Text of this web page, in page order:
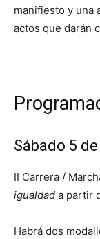
manifiesto y una
actos que darán
Sábado 5
II Carrera /
igualdad a partir
Habrá dos